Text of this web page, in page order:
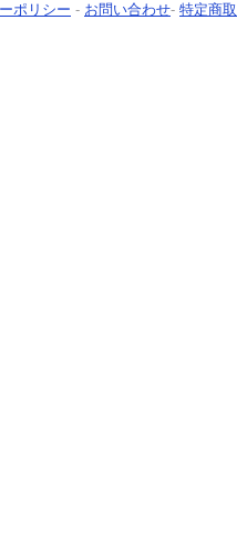
ポリシー - お問い合わせ- 特定商